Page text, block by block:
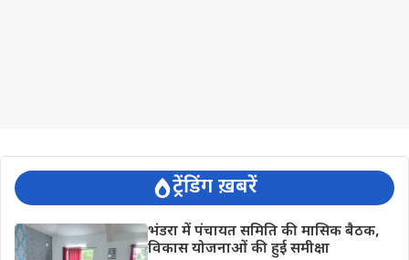
ट्रेंडिंग ख़बरें
भंडरा में पंचायत समिति की मासिक बैठक,
विकास योजनाओं की हुई समीक्षा